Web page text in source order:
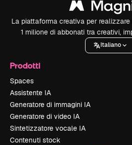
La piattaforma creativa per
1 milione di abbonati tra creativi,
Italiano
Prodotti
Spaces
Assistente IA
Generatore di immagini IA
Generatore di video IA
Sintetizzatore vocale IA
Contenuti stock